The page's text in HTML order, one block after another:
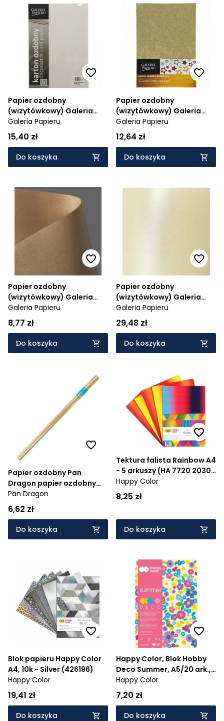
Papier ozdobny
(wizytówkowy) Galeria
Papieru nature A4 -
beżowy 220 g (204716)
Galeria Papieru
15,40 zł
Do koszyka
Papier ozdobny
(wizytówkowy) Galeria
Papieru brokatowy złoty
A4 - złoty 210 g (208106)
Galeria Papieru
12,64 zł
Do koszyka
Papier ozdobny
(wizytówkowy) Galeria
Papieru kraft A4 - beż
piaskowy 230 g (204426)
Galeria Papieru
8,77 zł
Do koszyka
Papier ozdobny
(wizytówkowy) Galeria
Papieru iceland kremowy
(207522)
Galeria Papieru
29,48 zł
Do koszyka
Papier ozdobny Pan
Dragon papier ozdobny
elegant - mix 200 mm x 70
cm (5901854938097)
Pan Dragon
6,62 zł
Do koszyka
Tektura falista Rainbow A4
- 5 arkuszy (HA 7720 2030-
RB)
Happy Color
8,25 zł
Do koszyka
Blok papieru Happy Color
A4, 10k - Silver (426196)
Happy Color
19,41 zł
Do koszyka
Happy Color, Blok Hobby
Deco Summer, A5/20 ark.,
5 kolorów
Happy Color
7,20 zł
Do koszyka